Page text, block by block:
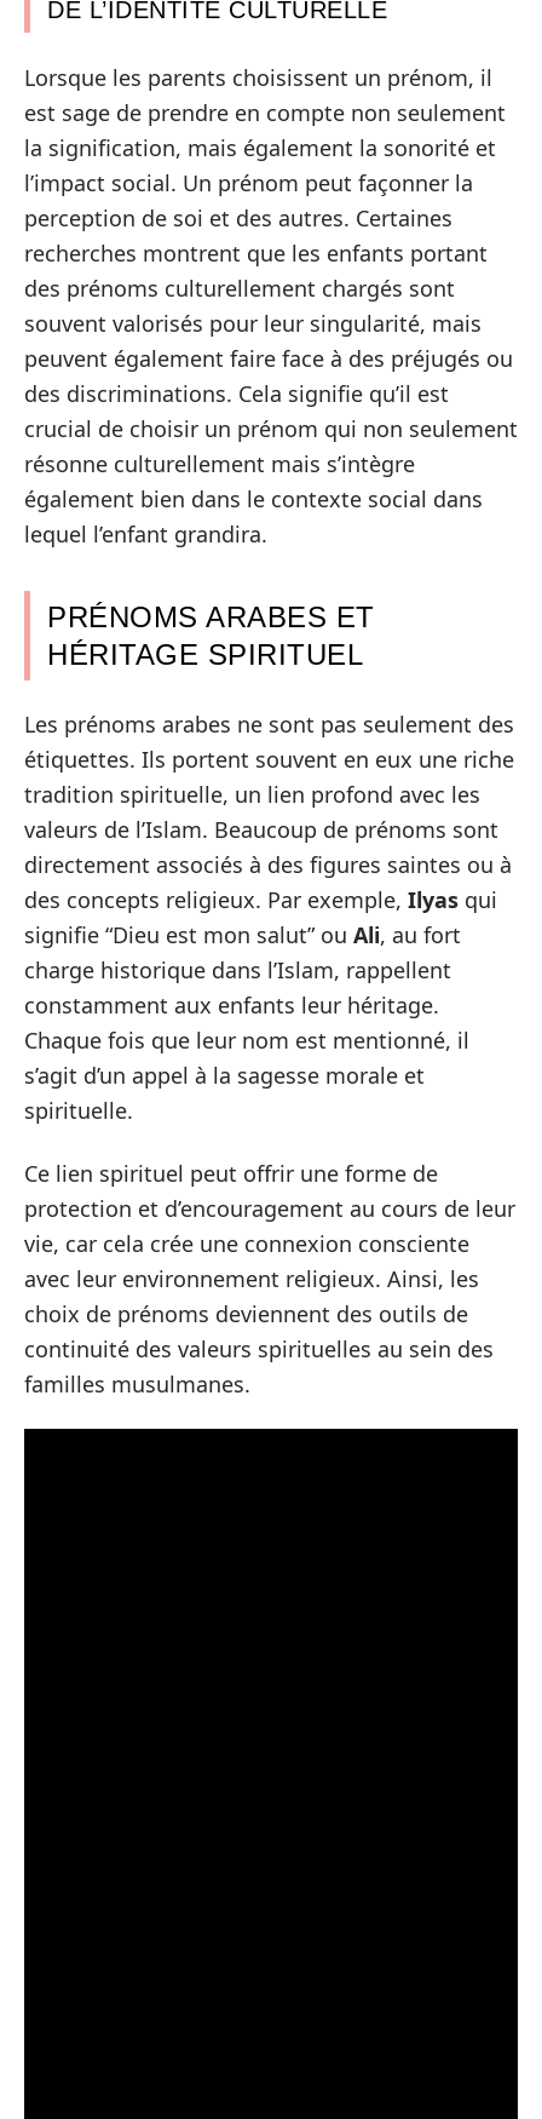
DE L’IDENTITÉ CULTURELLE
Lorsque les parents choisissent un prénom, il
est sage de prendre en compte non seulement
la signification, mais également la sonorité et
l’impact social. Un prénom peut façonner la
perception de soi et des autres. Certaines
recherches montrent que les enfants portant
des prénoms culturellement chargés sont
souvent valorisés pour leur singularité, mais
peuvent également faire face à des préjugés ou
des discriminations. Cela signifie qu’il est
crucial de choisir un prénom qui non seulement
résonne culturellement mais s’intègre
également bien dans le contexte social dans
lequel l’enfant grandira.
PRÉNOMS ARABES ET
HÉRITAGE SPIRITUEL
Les prénoms arabes ne sont pas seulement des
étiquettes. Ils portent souvent en eux une riche
tradition spirituelle, un lien profond avec les
valeurs de l’Islam. Beaucoup de prénoms sont
directement associés à des figures saintes ou à
des concepts religieux. Par exemple, Ilyas qui
signifie “Dieu est mon salut” ou Ali, au fort
charge historique dans l’Islam, rappellent
constamment aux enfants leur héritage.
Chaque fois que leur nom est mentionné, il
s’agit d’un appel à la sagesse morale et
spirituelle.
Ce lien spirituel peut offrir une forme de
protection et d’encouragement au cours de leur
vie, car cela crée une connexion consciente
avec leur environnement religieux. Ainsi, les
choix de prénoms deviennent des outils de
continuité des valeurs spirituelles au sein des
familles musulmanes.